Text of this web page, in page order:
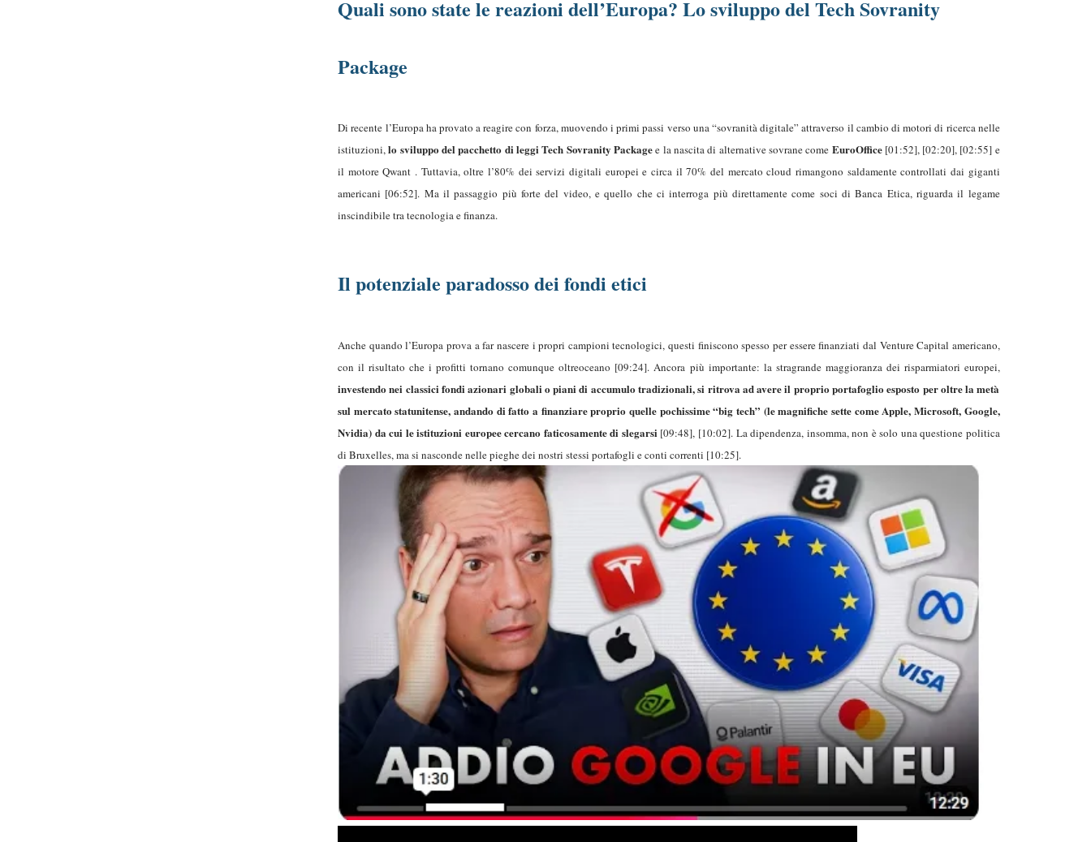
Quali sono state le reazioni dell’Europa? Lo sviluppo del Tech Sovranity
Package
Di recente l’Europa ha provato a reagire con forza, muovendo i primi passi verso una “sovranità digitale” attraverso il cambio di motori di ricerca nelle
istituzioni,lo sviluppo del pacchetto di leggi Tech Sovranity Packagee la nascita di alternative sovrane come EuroOffice[01:52], [02:20], [02:55] e
il motore Qwant . Tuttavia, oltre l’80% dei servizi digitali europei e circa il 70% del mercato cloud rimangono saldamente controllati dai giganti
americani [06:52]. Ma il passaggio più forte del video, e quello che ci interroga più direttamente come soci di Banca Etica, riguarda il legame
inscindibile tra tecnologia e finanza.
Ilpotenzialeparadossodei fondi etici
Anche quando l’Europa prova a far nascere i propri campioni tecnologici, questi finiscono spesso per essere finanziati dal Venture Capital americano,
con il risultato che i profitti tornano comunque oltreoceano [09:24]. Ancora più importante: la stragrande maggioranza dei risparmiatori europei,
investendo nei classici fondi azionari globali o piani di accumulo tradizionali, si ritrova ad avere il proprio portafoglio esposto per oltre la metà
sul mercato statunitense, andando di fatto a finanziare proprio quelle pochissime “big tech” (le magnifiche sette come Apple, Microsoft, Google,
Nvidia) da cui le istituzioni europee cercano faticosamente di slegarsi[09:48], [10:02]. La dipendenza, insomma, non è solo una questione politica
di Bruxelles, ma si nasconde nelle pieghe dei nostri stessi portafogli e conti correnti [10:25].